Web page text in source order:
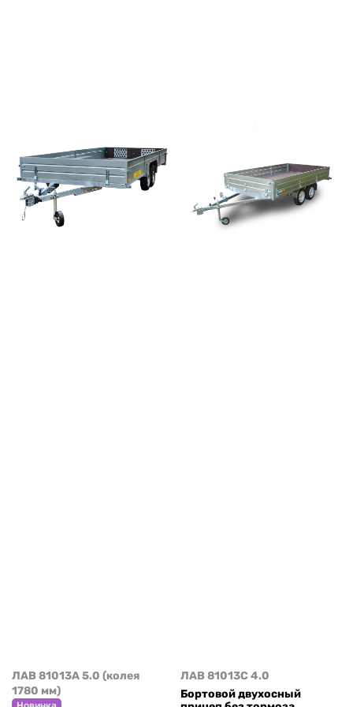
ЛАВ 81013A 5.0 (колея
1780 мм)
ЛАВ 81013C 4.0
Бортовой двухосный